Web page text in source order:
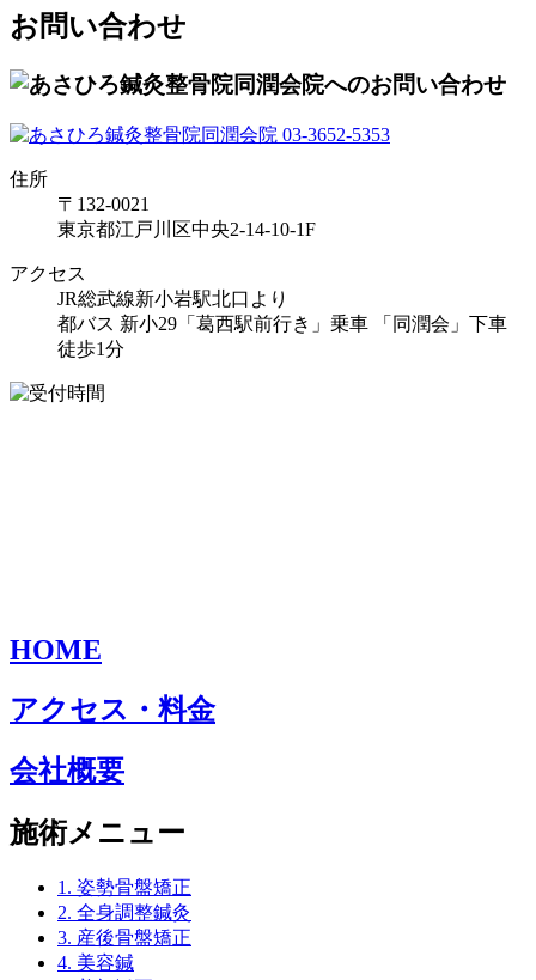
お問い合わせ
住所
〒132-0021
東京都江戸川区中央2-14-10-1F
アクセス
JR総武線新小岩駅北口より
都バス 新小29「葛西駅前行き」乗車 「同潤会」下車
徒歩1分
HOME
アクセス・料金
会社概要
施術メニュー
1. 姿勢骨盤矯正
2. 全身調整鍼灸
3. 産後骨盤矯正
4. 美容鍼